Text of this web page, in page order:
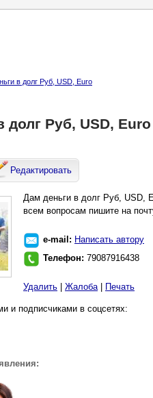
в долг Руб, USD, Euro
долг Руб, USD, Euro
Редактировать
Дам деньги в долг Руб, USD,
всем вопросам пишите на
e-mail: Написать автору
Телефон: 79087916438
Удалить Жалоба| Печать
и подписчиками в соцсетях: